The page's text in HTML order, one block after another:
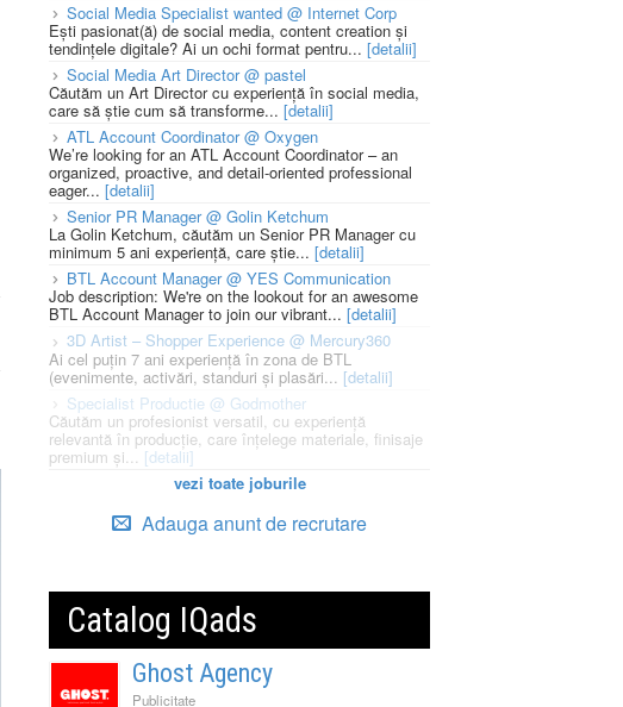
Social Media Specialist wanted @ Internet Corp
Ești pasionat(ă) de social media, content creation și
tendințele digitale? Ai un ochi format pentru... [detalii]
Social Media Art Director @ pastel
Căutăm un Art Director cu experiență în social media,
care să știe cum să transforme... [detalii]
ATL Account Coordinator @ Oxygen
We’re looking for an ATL Account Coordinator – an
organized, proactive, and detail-oriented professional
eager... [detalii]
Senior PR Manager @ Golin Ketchum
La Golin Ketchum, căutăm un Senior PR Manager cu
minimum 5 ani experiență, care știe... [detalii]
BTL Account Manager @ YES Communication
Job description: We're on the lookout for an awesome
BTL Account Manager to join our vibrant... [detalii]
3D Artist – Shopper Experience @ Mercury360
Ai cel puțin 7 ani experiență în zona de BTL
(evenimente, activări, standuri și plasări... [detalii]
Specialist Productie @ Godmother
Căutăm un profesionist versatil, cu experiență
relevantă în producție, care înțelege materiale, finisaje
premium și... [detalii]
vezi toate joburile
Adauga anunt de recrutare
Catalog IQads
Ghost Agency
Publicitate